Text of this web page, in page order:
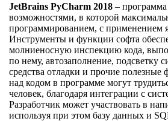
JetBrains PyCharm 2018 –
возможностями, в которой
программированием, с применением
Инструменты и функции софта
молниеносную инспекцию кода,
по нему, автозаполнение, подсветку
средства отладки и прочие
над кодом в программе могут
человек, благодаря интеграции с
Разработчик может участвовать в
используя при этом базу данных и